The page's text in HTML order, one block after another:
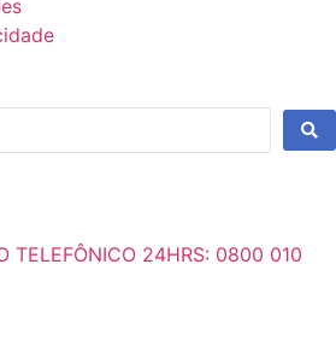
TELEFÔNICO 24HRS: 0800 010